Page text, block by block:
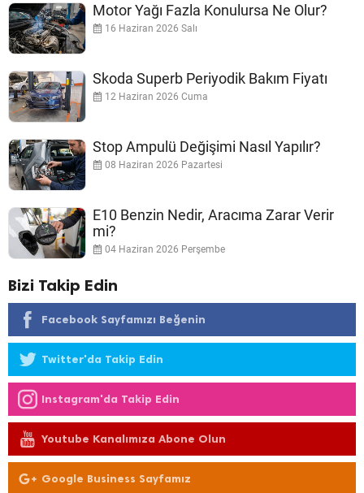
Motor Yağı Fazla Konulursa Ne Olur?
16 Haziran 2026 Salı
Skoda Superb Periyodik Bakım Fiyatı
12 Haziran 2026 Cuma
Stop Ampulü Değişimi Nasıl Yapılır?
08 Haziran 2026 Pazartesi
E10 Benzin Nedir, Aracıma Zarar Verir
mi?
04 Haziran 2026 Perşembe
Bizi Takip Edin
Facebook Sayfamızı Beğenin
Twitter'da Takip Edin
Instagram'da Takip Edin
Youtube Kanalımıza Abone Olun
Google Business Sayfamız